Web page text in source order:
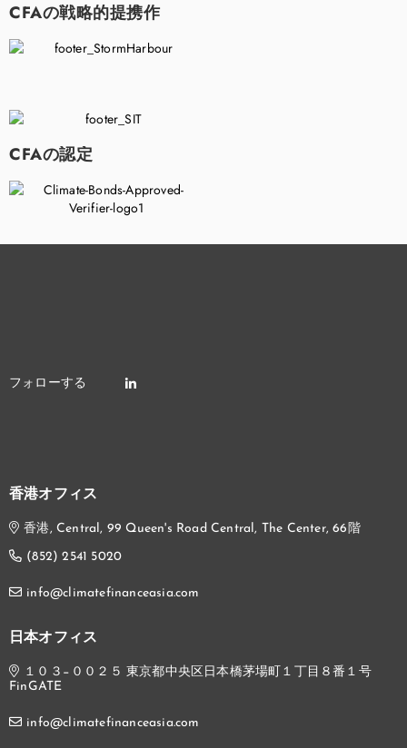
CFAの戦略的提携作
CFAの認定
香港オフィス
香港, Central, 99 Queen's Road Central, The Center, 66階
(852) 2541 5020
info@climatefinanceasia.com
日本オフィス
１０３−００２５ 東京都中央区日本橋茅場町１丁目８番１号
FinGATE
info@climatefinanceasia.com